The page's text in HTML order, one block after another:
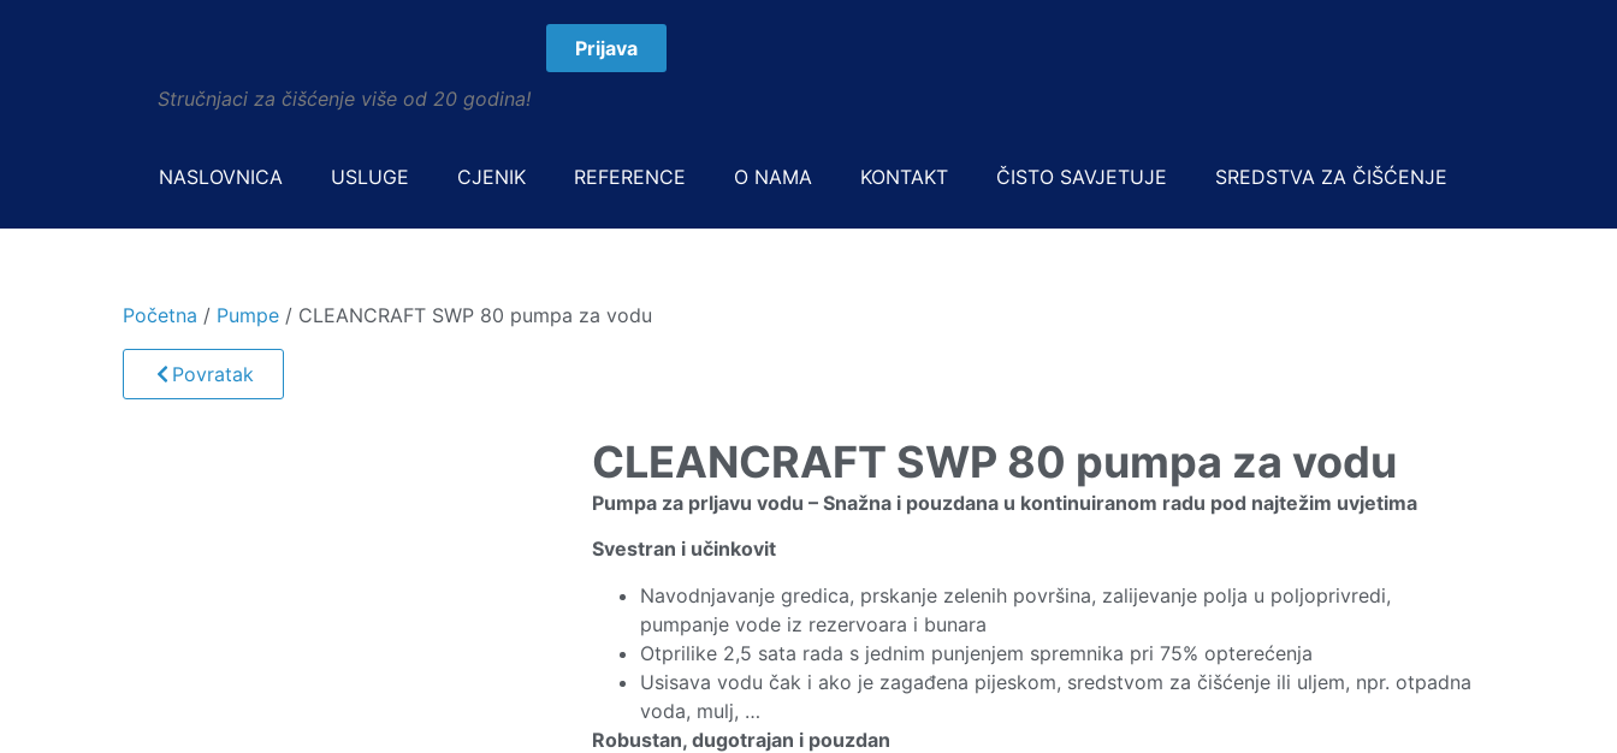
Prijava
Stručnjaci za čišćenje više od 20 godina!
NASLOVNICA USLUGE CJENIK REFERENCE O NAMA KONTAKT ČISTO SAVJETUJE SREDSTVA ZA ČIŠĆENJE
Početna / Pumpe / CLEANCRAFT SWP 80 pumpa za vodu
Povratak
CLEANCRAFT SWP 80 pumpa za vodu
Pumpa za prljavu vodu – Snažna i pouzdana u kontinuiranom radu pod najtežim uvjetima
Svestran i učinkovit
Navodnjavanje gredica, prskanje zelenih površina, zalijevanje polja u poljoprivredi,
pumpanje vode iz rezervoara i bunara
Otprilike 2,5 sata rada s jednim punjenjem spremnika pri 75% opterećenja
Usisava vodu čak i ako je zagađena pijeskom, sredstvom za čišćenje ili uljem, npr. otpadna
voda, mulj, …
Robustan, dugotrajan i pouzdan